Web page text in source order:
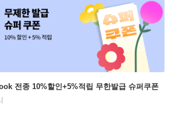
전종 10%할인+5%적립 무한발급 슈퍼쿠폰